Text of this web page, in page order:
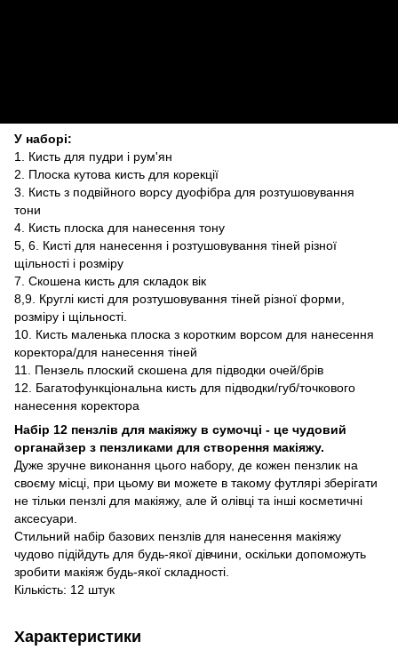
У наборі:
1. Кисть для пудри і рум'ян
2. Плоска кутова кисть для корекції
3. Кисть з подвійного ворсу дуофібра для розтушовування
тони
4. Кисть плоска для нанесення тону
5, 6. Кисті для нанесення і розтушовування тіней різної
щільності і розміру
7. Скошена кисть для складок вік
8,9. Круглі кисті для розтушовування тіней різної форми,
розміру і щільності.
10. Кисть маленька плоска з коротким ворсом для нанесення
коректора/для нанесення тіней
11. Пензель плоский скошена для підводки очей/брів
12. Багатофункціональна кисть для підводки/губ/точкового
нанесення коректора
Набір 12 пензлів для макіяжу в сумочці - це чудовий
органайзер з пензликами для створення макіяжу.
Дуже зручне виконання цього набору, де кожен пензлик на
своєму місці, при цьому ви можете в такому футлярі зберігати
не тільки пензлі для макіяжу, але й олівці та інші косметичні
аксесуари.
Стильний набір базових пензлів для нанесення макіяжу
чудово підійдуть для будь-якої дівчини, оскільки допоможуть
зробити макіяж будь-якої складності.
Кількість: 12 штук
Характеристики